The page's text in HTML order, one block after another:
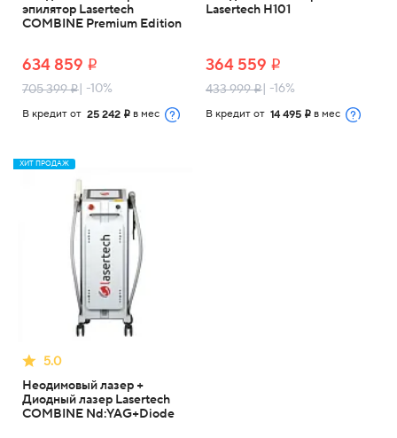
эпилятор Lasertech
COMBINE Premium Edition
634 859 i
705 399i| -10%
В кредит от 25 242 i в мес
Lasertech H101
364 559 i
433 999i| -16%
В кредит от 14 495 i в мес
ХИТ ПРОДАЖ
5.0
Неодимовый лазер +
Диодный лазер Lasertech
COMBINE Nd:YAG+Diode